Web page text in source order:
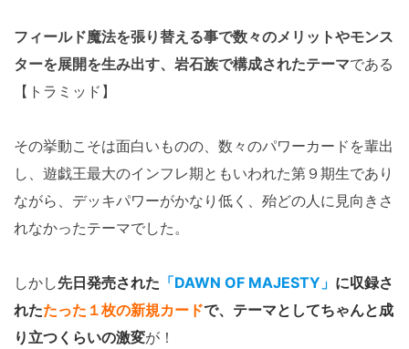
フィールド魔法を張り替える事で数々のメリットやモンス
ターを展開を生み出す、岩石族で構成されたテーマである
【トラミッド】
その挙動こそは面白いものの、数々のパワーカードを輩出
し、遊戯王最大のインフレ期ともいわれた第９期生であり
ながら、デッキパワーがかなり低く、殆どの人に見向きさ
れなかったテーマでした。
しかし先日発売された 「DAWN OF MAJESTY」 に収録さ
れたたった１枚の新規カードで、テーマとしてちゃんと成
り立つくらいの激変が！